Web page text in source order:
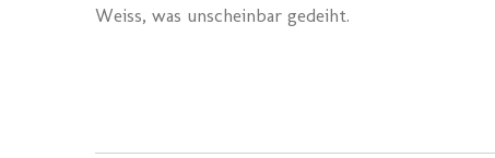
Weiss, was unscheinbar gedeiht.